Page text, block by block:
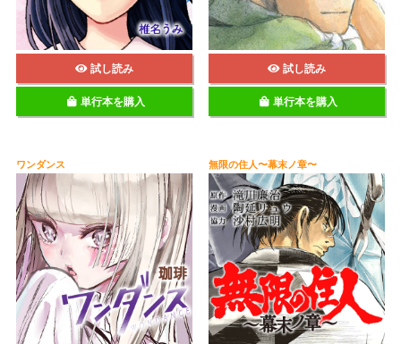
試し読み
単行本を購入
試し読み
単行本を購入
ワンダンス 無限の住人〜幕末ノ章〜